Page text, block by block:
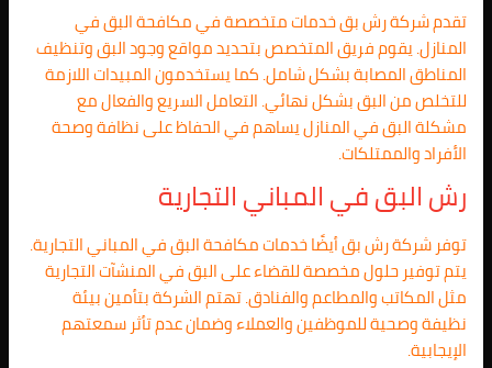
تقدم شركة رش بق خدمات متخصصة في مكافحة البق في
المنازل. يقوم فريق المتخصص بتحديد مواقع وجود البق وتنظيف
المناطق المصابة بشكل شامل. كما يستخدمون المبيدات اللازمة
للتخلص من البق بشكل نهائي. التعامل السريع والفعال مع
مشكلة البق في المنازل يساهم في الحفاظ على نظافة وصحة
الأفراد والممتلكات.
رش البق في المباني التجارية
توفر شركة رش بق أيضًا خدمات مكافحة البق في المباني التجارية.
يتم توفير حلول مخصصة للقضاء على البق في المنشآت التجارية
مثل المكاتب والمطاعم والفنادق. تهتم الشركة بتأمين بيئة
نظيفة وصحية للموظفين والعملاء وضمان عدم تأثر سمعتهم
الإيجابية.